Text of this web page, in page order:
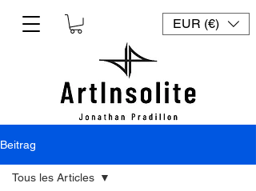
EUR (€)
Beitrag
Tous les Articles